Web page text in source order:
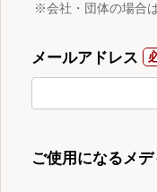
※会社・団体の場合
メールアドレス
ご使用になるメデ